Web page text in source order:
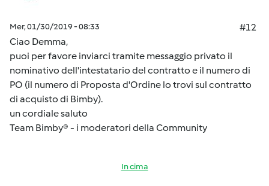
Mer, 01/30/2019 - 08:33
#12
Ciao Demma,
puoi per favore inviarci tramite messaggio privato il
nominativo dell'intestatario del contratto e il numero di
PO (il numero di Proposta d'Ordine lo trovi sul contratto
di acquisto di Bimby).
un cordiale saluto
Team Bimby® - i moderatori della Community
In cima